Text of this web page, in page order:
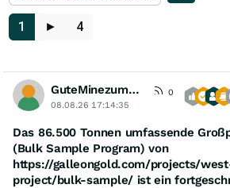
1 ► 4
GuteMinezumBoersenspiel
0
08.08.26 17:14:35
Das 86.500 Tonnen umfassende
(Bulk Sample Program) von
https://galleongold.com/projects/
project/bulk-sample/ ist ein